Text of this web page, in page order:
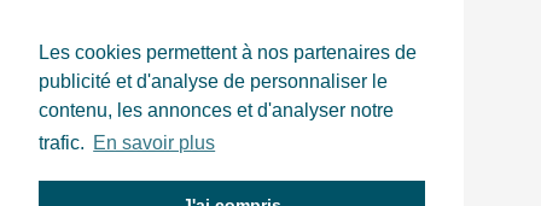
Les cookies permettent à nos partenaires de
publicité et d'analyse de personnaliser le
contenu, les annonces et d'analyser notre
trafic. En savoir plus